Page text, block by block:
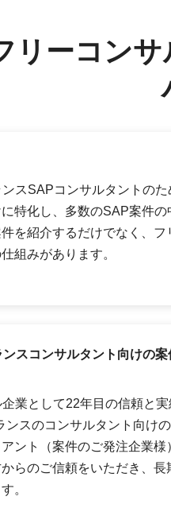
リーコン
スSAPコンサルタントのた
特化し、多数のSAP案件の
を紹介するだけでなく、フ
組みがあります。
スコンサルタント向けの
業として22年目の信頼と実
ンスのコンサルタント向け
ント（案件のご発注企業様
らのご信頼をいただき、長
。